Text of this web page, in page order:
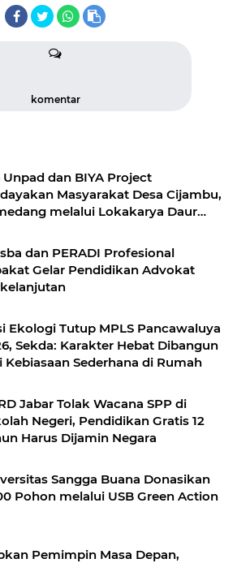
komentar
Unpad dan BIYA Project
Masyarakat Desa Cijambu,
melalui Lokakarya Daur
dan PERADI Profesional
Gelar Pendidikan Advokat
Ekologi Tutup MPLS Pancawaluya
Sekda: Karakter Hebat Dibangun
Kebiasaan Sederhana di Rumah
Jabar Tolak Wacana SPP di
Negeri, Pendidikan Gratis 12
Harus Dijamin Negara
Sangga Buana Donasikan
Pohon melalui USB Green Action
Pemimpin Masa Depan,